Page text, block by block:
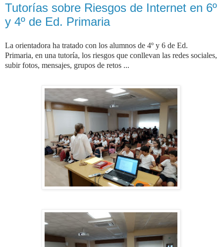
Tutorías sobre Riesgos de Internet en 6º
y 4º de Ed. Primaria
La orientadora ha tratado con los alumnos de 4º y 6 de Ed.
Primaria, en una tutoría, los riesgos que conllevan las redes sociales,
subir fotos, mensajes, grupos de retos ...